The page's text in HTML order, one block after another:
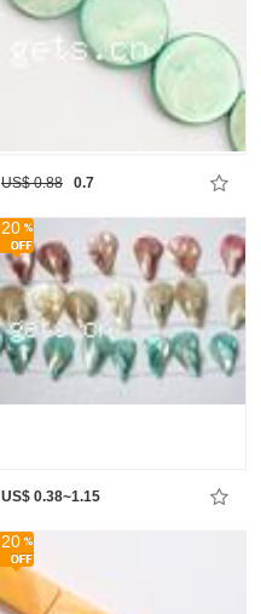
US$ 0.88 0.7
20
US$ 0.38~1.15
20